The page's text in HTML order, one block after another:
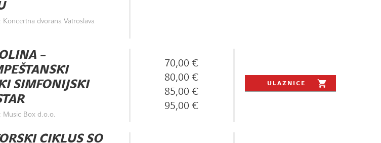
Koncertna dvorana Vatroslava
–
SIMFONIJSKI
Music Box d.o.o.
70,00 €
80,00 €
85,00 €
95,00 €
ULAZNICE
CIKLUS SO